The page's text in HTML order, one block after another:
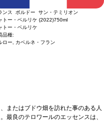
ンス ボルドー サン・テミリオン
トー・ベルリケ (2022)750ml
トー・ベルリケ
品種:
ロー, カベルネ・フラン
またはブドウ畑を訪れた事のある人
最良のテロワールのエッセンスは、